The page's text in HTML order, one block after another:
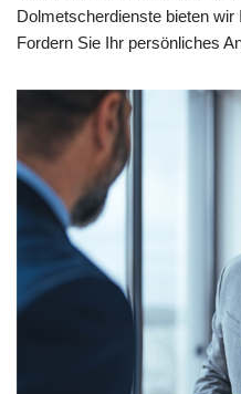
Dolmetscherdienste bieten wir
Fordern Sie Ihr persönliches